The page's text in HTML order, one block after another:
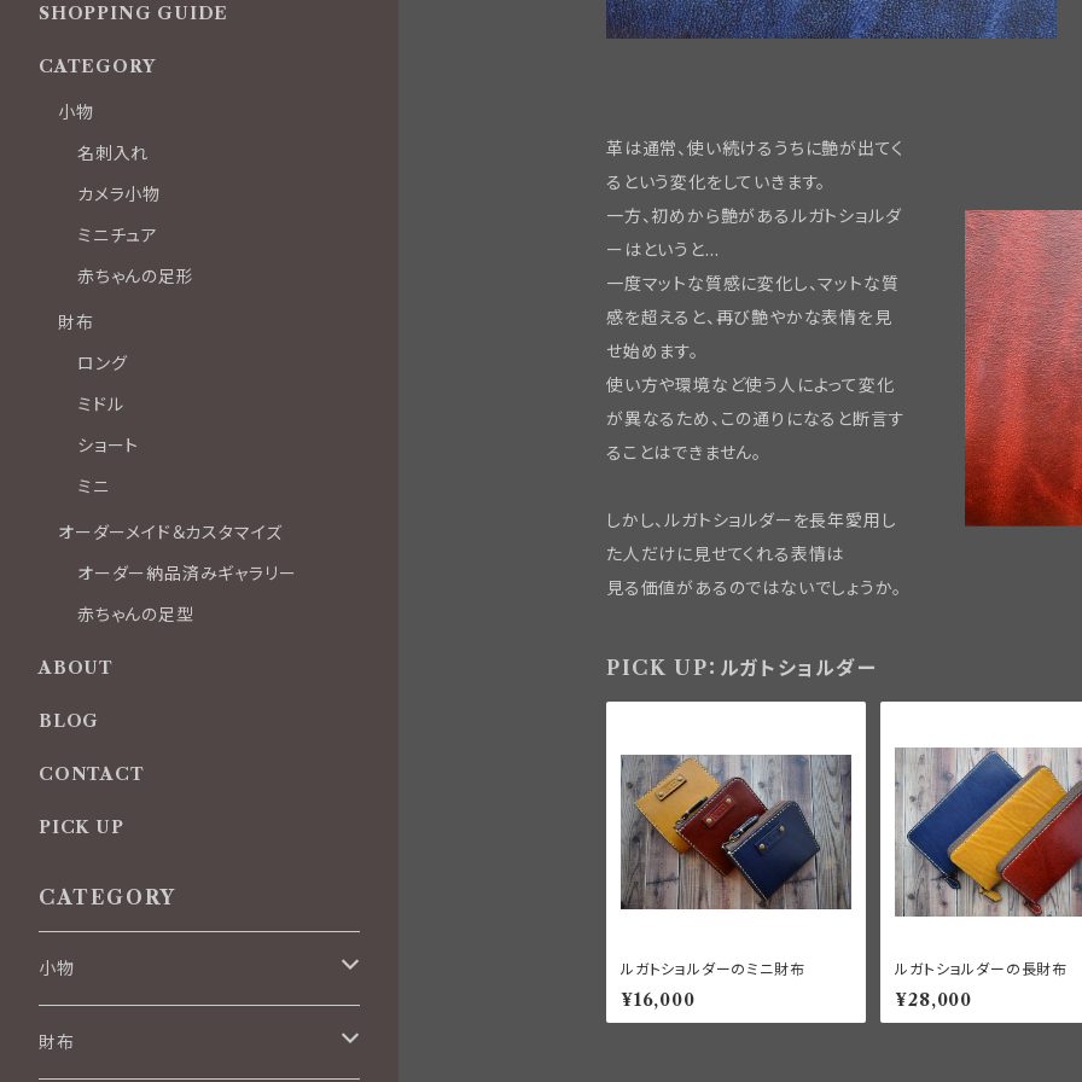
革は通常、使い続けるうちに艶が出てく
るという変化をしていきます。
一方、初めから艶があるルガトショルダ
ーはというと…
一度マットな質感に変化し、マットな質
感を超えると、再び艶やかな表情を見
せ始めます。
使い方や環境など使う人によって変化
が異なるため、この通りになると断言す
ることはできません。
しかし、ルガトショルダーを長年愛用し
た人だけに見せてくれる表情は
見る価値があるのではないでしょうか。
PICK UP：ルガトショルダー
ルガトショルダーのミニ財布
¥16,000
ルガトショルダーの長財布
¥28,000
SHOPPING GUIDE
CATEGORY
小物
名刺入れ
カメラ小物
ミニチュア
赤ちゃんの足形
財布
ロング
ミドル
ショート
ミニ
オーダーメイド＆カスタマイズ
オーダー納品済みギャラリー
赤ちゃんの足型
ABOUT
BLOG
CONTACT
PICK UP
CATEGORY
小物
名刺入れ
財布